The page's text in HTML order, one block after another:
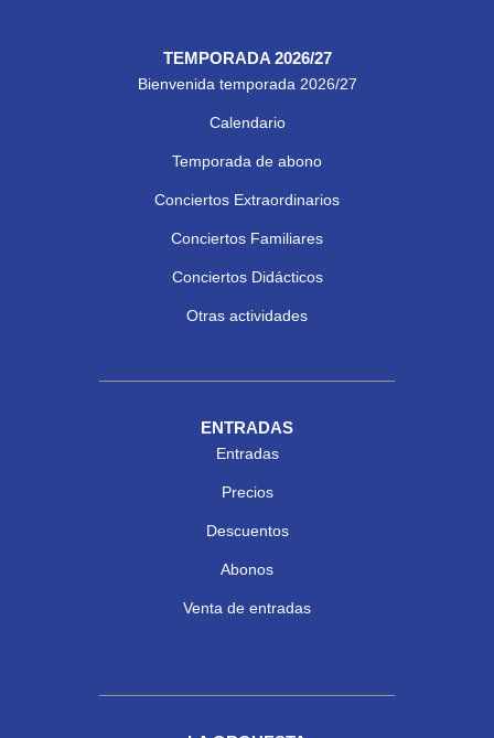
TEMPORADA 2026/27
Bienvenida temporada 2026/27
Calendario
Temporada de abono
Conciertos Extraordinarios
Conciertos Familiares
Conciertos Didácticos
Otras actividades
ENTRADAS
Entradas
Precios
Descuentos
Abonos
Venta de entradas